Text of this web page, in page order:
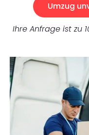
Umzug
Ihre Anfrage ist zu